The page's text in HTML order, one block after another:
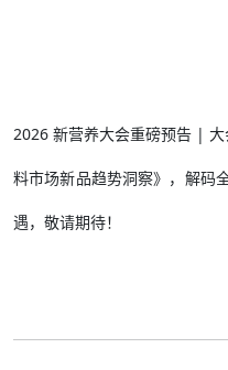
2026 新营养大会重磅预告 |
料市场新品趋势洞察》，解码
遇，敬请期待！